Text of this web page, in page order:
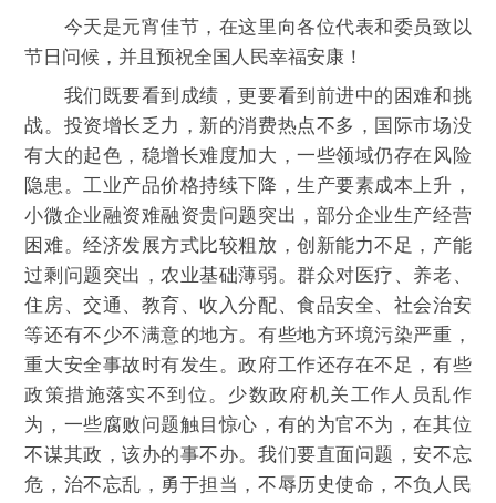
今天是元宵佳节，在这里向各位代表和委员致以
节日问候，并且预祝全国人民幸福安康！
我们既要看到成绩，更要看到前进中的困难和挑
战。投资增长乏力，新的消费热点不多，国际市场没
有大的起色，稳增长难度加大，一些领域仍存在风险
隐患。工业产品价格持续下降，生产要素成本上升，
小微企业融资难融资贵问题突出，部分企业生产经营
困难。经济发展方式比较粗放，创新能力不足，产能
过剩问题突出，农业基础薄弱。群众对医疗、养老、
住房、交通、教育、收入分配、食品安全、社会治安
等还有不少不满意的地方。有些地方环境污染严重，
重大安全事故时有发生。政府工作还存在不足，有些
政策措施落实不到位。少数政府机关工作人员乱作
为，一些腐败问题触目惊心，有的为官不为，在其位
不谋其政，该办的事不办。我们要直面问题，安不忘
危，治不忘乱，勇于担当，不辱历史使命，不负人民